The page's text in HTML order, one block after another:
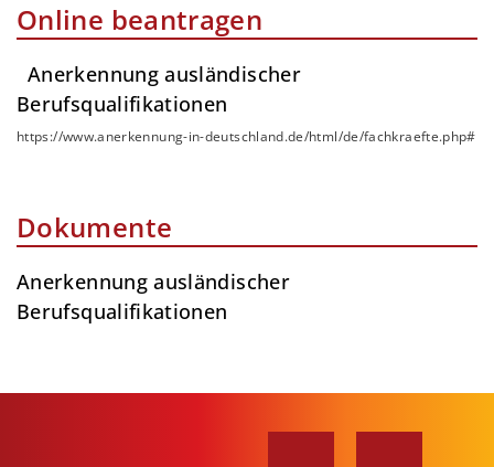
Online beantragen
Anerkennung ausländischer
Berufsqualifikationen
https://www.anerkennung-in-deutschland.de/html/de/fachkraefte.php#
Dokumente
Anerkennung ausländischer
Berufsqualifikationen